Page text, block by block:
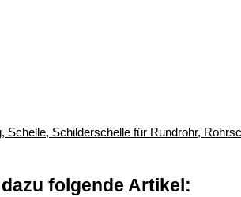
Schelle, Schilderschelle für Rundrohr,
folgende Artikel: